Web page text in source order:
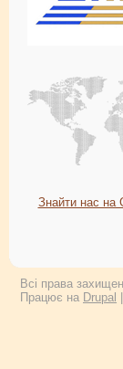
Знайти нас на
Всі права
Працює на Drupal